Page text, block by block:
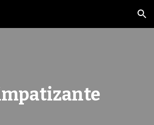
Skip to navigation